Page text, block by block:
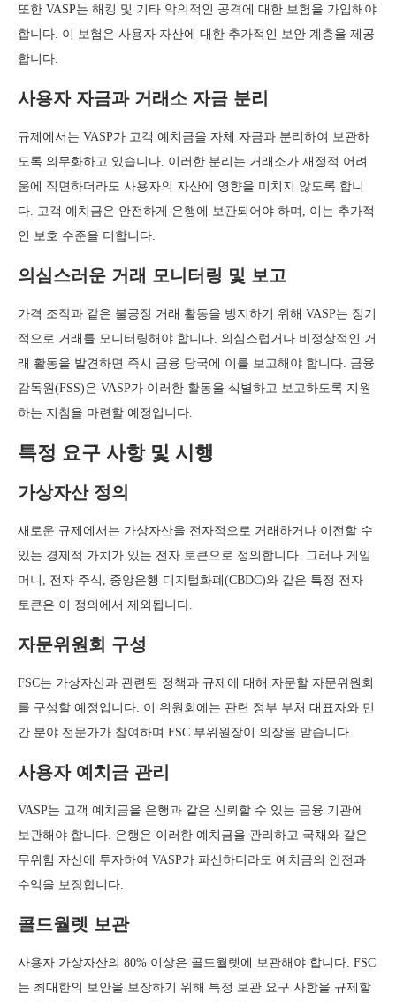
또한 VASP는 해킹 및 기타 악의적인 공격에 대한 보험을 가입해야
합니다. 이 보험은 사용자 자산에 대한 추가적인 보안 계층을 제공
합니다.
사용자 자금과 거래소 자금 분리
규제에서는 VASP가 고객 예치금을 자체 자금과 분리하여 보관하
도록 의무화하고 있습니다. 이러한 분리는 거래소가 재정적 어려
움에 직면하더라도 사용자의 자산에 영향을 미치지 않도록 합니
다. 고객 예치금은 안전하게 은행에 보관되어야 하며, 이는 추가적
인 보호 수준을 더합니다.
의심스러운 거래 모니터링 및 보고
가격 조작과 같은 불공정 거래 활동을 방지하기 위해 VASP는 정기
적으로 거래를 모니터링해야 합니다. 의심스럽거나 비정상적인 거
래 활동을 발견하면 즉시 금융 당국에 이를 보고해야 합니다. 금융
감독원(FSS)은 VASP가 이러한 활동을 식별하고 보고하도록 지원
하는 지침을 마련할 예정입니다.
특정 요구 사항 및 시행
가상자산 정의
새로운 규제에서는 가상자산을 전자적으로 거래하거나 이전할 수
있는 경제적 가치가 있는 전자 토큰으로 정의합니다. 그러나 게임
머니, 전자 주식, 중앙은행 디지털화폐(CBDC)와 같은 특정 전자
토큰은 이 정의에서 제외됩니다.
자문위원회 구성
FSC는 가상자산과 관련된 정책과 규제에 대해 자문할 자문위원회
를 구성할 예정입니다. 이 위원회에는 관련 정부 부처 대표자와 민
간 분야 전문가가 참여하며 FSC 부위원장이 의장을 맡습니다.
사용자 예치금 관리
VASP는 고객 예치금을 은행과 같은 신뢰할 수 있는 금융 기관에
보관해야 합니다. 은행은 이러한 예치금을 관리하고 국채와 같은
무위험 자산에 투자하여 VASP가 파산하더라도 예치금의 안전과
수익을 보장합니다.
콜드월렛 보관
사용자 가상자산의 80% 이상은 콜드월렛에 보관해야 합니다. FSC
는 최대한의 보안을 보장하기 위해 특정 보관 요구 사항을 규제할